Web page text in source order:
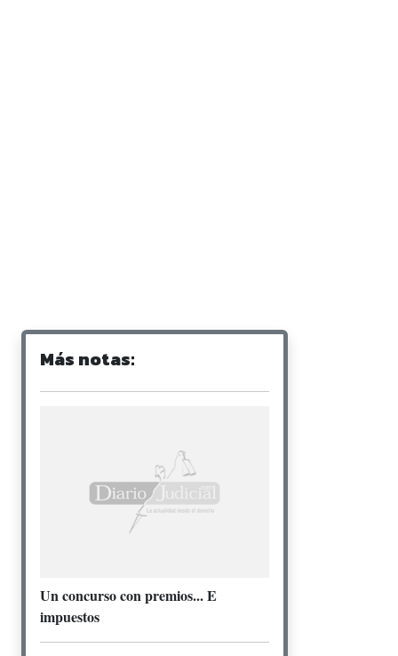
Más notas:
Un concurso con premios... E
impuestos